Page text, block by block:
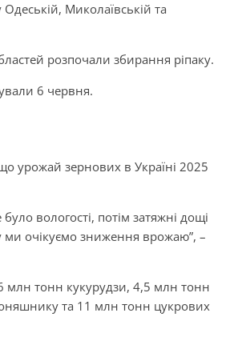
Миколаївській та
розпочали збирання ріпаку.
6 червня.
урожай зернових в Україні 2025
вологості, потім затяжні дощі
ми очікуємо зниження врожаю”, –
млн тонн кукурудзи, 4,5 млн тонн
та 11 млн тонн цукрових